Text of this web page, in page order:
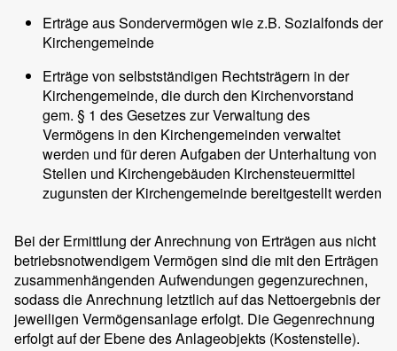
Erträge aus Sondervermögen wie z.B. Sozialfonds der
Kirchengemeinde
Erträge von selbstständigen Rechtsträgern in der
Kirchengemeinde, die durch den Kirchenvorstand
gem. § 1 des Gesetzes zur Verwaltung des
Vermögens in den Kirchengemeinden verwaltet
werden und für deren Aufgaben der Unterhaltung von
Stellen und Kirchengebäuden Kirchensteuermittel
zugunsten der Kirchengemeinde bereitgestellt werden
Bei der Ermittlung der Anrechnung von Erträgen aus nicht
betriebsnotwendigem Vermögen sind die mit den Erträgen
zusammenhängenden Aufwendungen gegenzurechnen,
sodass die Anrechnung letztlich auf das Nettoergebnis der
jeweiligen Vermögensanlage erfolgt. Die Gegenrechnung
erfolgt auf der Ebene des Anlageobjekts (Kostenstelle).